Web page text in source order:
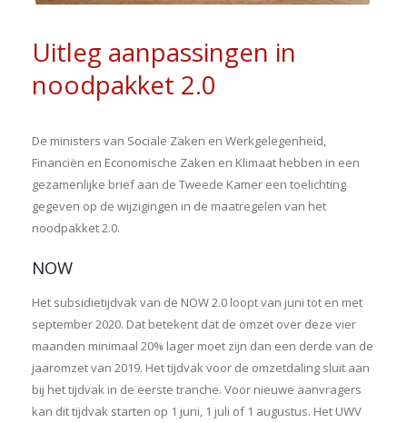
Uitleg aanpassingen in
noodpakket 2.0
De ministers van Sociale Zaken en Werkgelegenheid,
Financiën en Economische Zaken en Klimaat hebben in een
gezamenlijke brief aan de Tweede Kamer een toelichting
gegeven op de wijzigingen in de maatregelen van het
noodpakket 2.0.
NOW
Het subsidietijdvak van de NOW 2.0 loopt van juni tot en met
september 2020. Dat betekent dat de omzet over deze vier
maanden minimaal 20% lager moet zijn dan een derde van de
jaaromzet van 2019. Het tijdvak voor de omzetdaling sluit aan
bij het tijdvak in de eerste tranche. Voor nieuwe aanvragers
kan dit tijdvak starten op 1 juni, 1 juli of 1 augustus. Het UWV